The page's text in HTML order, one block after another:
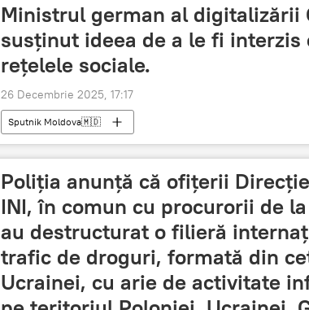
Ministrul german al digitalizării
susținut ideea de a le fi interzis
rețelele sociale.
26 Decembrie 2025, 17:17
Sputnik Moldova🇲🇩
Poliția anunță că ofițerii
INI, în comun cu procurorii de
au destructurat o filieră
trafic de droguri, formată din
Ucrainei, cu arie de activitate